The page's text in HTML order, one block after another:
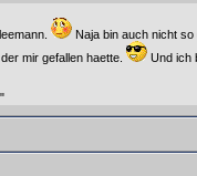
Naja bin auch nicht
mir gefallen haette.
Und ich